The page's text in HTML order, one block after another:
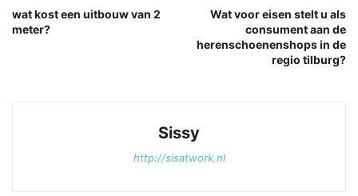
wat kost een uitbouw van 2
meter?
Wat voor eisen stelt u als
consument aan de
herenschoenenshops in de
regio tilburg?
Sissy
http://sisatwork.nl